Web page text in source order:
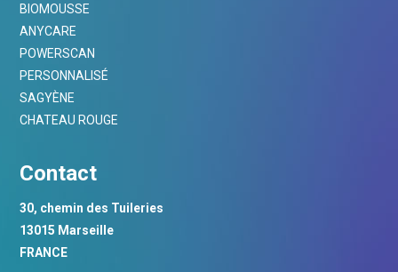
BIOMOUSSE
ANYCARE
POWERSCAN
PERSONNALISÉ
SAGYÈNE
CHATEAU ROUGE
Contact
30, chemin des Tuileries
13015 Marseille
FRANCE